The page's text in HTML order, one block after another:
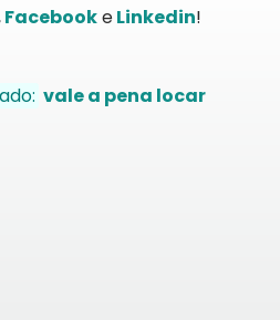
FacebookeLinkedin!
vale a pena locar